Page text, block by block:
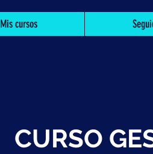
Mis cursos
CURSO